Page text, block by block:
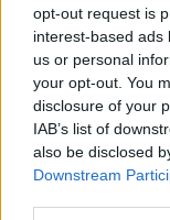
opt-out request is
interest-based ads
us or personal
your opt-out. You
disclosure of your
IAB’s list of
also be disclosed
Downstream